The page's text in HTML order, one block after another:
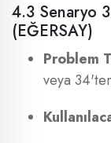
4.3 Senaryo
(EĞERSAY)
Problem
veya